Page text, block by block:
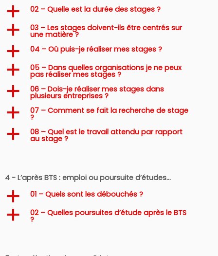
a 02 – Quelle est la durée des stages ?
a 03 – Les stages doivent-ils être centrés sur
une matière ?
a 04 – Où puis-je réaliser mes stages ?
a 05 – Dans quelles organisations je ne peux
pas réaliser mes stages ?
a 06 – Dois-je réaliser mes stages dans
plusieurs entreprises ?
a 07 – Comment se fait la recherche de stage
?
a 08 – Quel est le travail attendu par rapport
au stage ?
4 - L’après BTS : emploi ou poursuite d’études…
a 01 – Quels sont les débouchés ?
a 02 – Quelles poursuites d’étude après le BTS
?